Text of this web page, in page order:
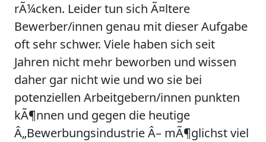
rÃ¼cken. Leider tun sich Ã¤ltere
Bewerber/innen genau mit dieser Aufgabe
oft sehr schwer. Viele haben sich seit
Jahren nicht mehr beworben und wissen
daher gar nicht wie und wo sie bei
potenziellen Arbeitgebern/innen punkten
kÃ¶nnen und gegen die heutige
Â„Bewerbungsindustrie Â– mÃ¶glichst viel